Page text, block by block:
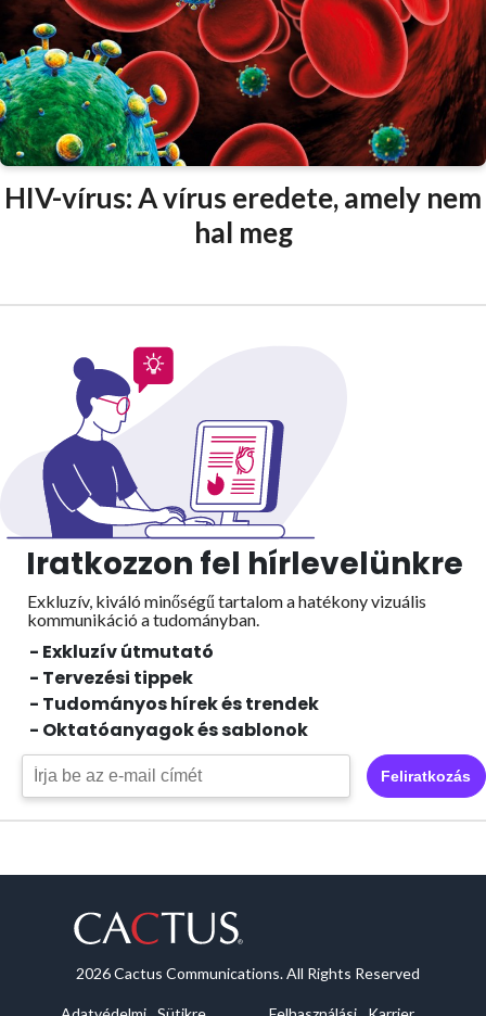
HIV-vírus: A vírus eredete, amely nem
hal meg
Iratkozzon fel hírlevelünkre
Exkluzív, kiváló minőségű tartalom a hatékony vizuális
kommunikáció a tudományban.
- Exkluzív útmutató
- Tervezési tippek
- Tudományos hírek és trendek
- Oktatóanyagok és sablonok
Feliratkozás
2026 Cactus Communications. All Rights Reserved